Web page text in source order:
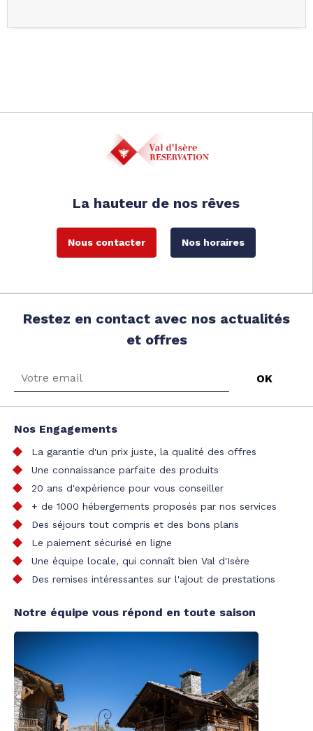
La hauteur de nos rêves
Nous contacter Nos horaires
Restez en contact avec nos actualités
et offres
Nos Engagements
La garantie d'un prix juste, la qualité des offres
Une connaissance parfaite des produits
20 ans d'expérience pour vous conseiller
+ de 1000 hébergements proposés par nos services
Des séjours tout compris et des bons plans
Le paiement sécurisé en ligne
Une équipe locale, qui connaît bien Val d'Isère
Des remises intéressantes sur l'ajout de prestations
Notre équipe vous répond en toute saison